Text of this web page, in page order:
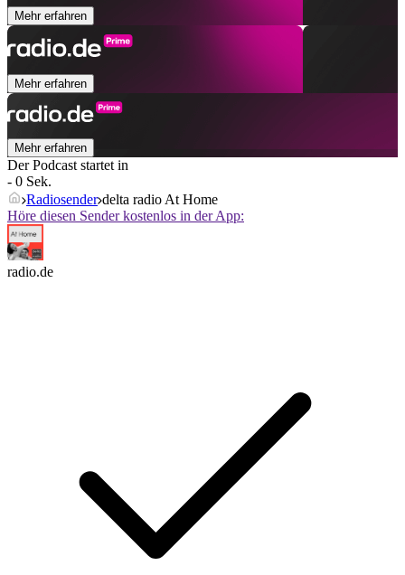
Mehr erfahren
Mehr erfahren
Mehr erfahren
Der Podcast startet in
- 0 Sek.
Radiosender delta radio At Home
Höre diesen Sender kostenlos in der App:
radio.de